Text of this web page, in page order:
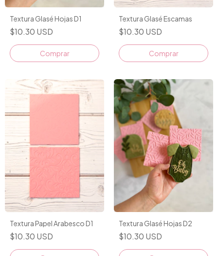
Textura Glasé Hojas D1
$10.30 USD
Textura Glasé Escamas
$10.30 USD
Textura Papel Arabesco D1
$10.30 USD
Textura Glasé Hojas D2
$10.30 USD